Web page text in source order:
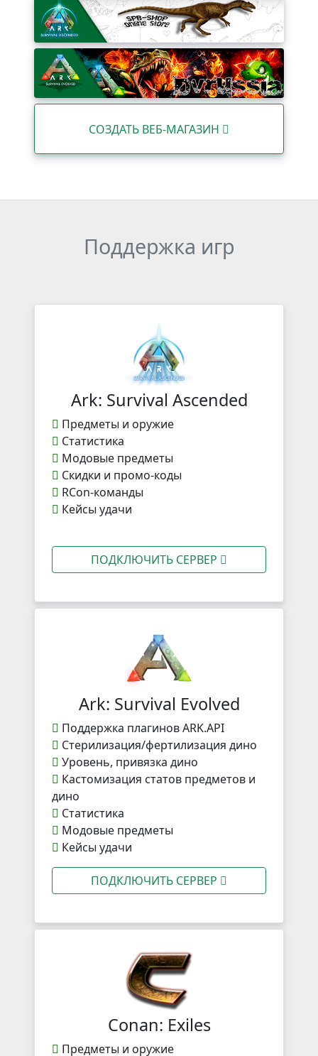
СОЗДАТЬ ВЕБ-МАГАЗИН
Поддержка игр
Ark: Survival Ascended
Предметы и оружие
Статистика
Модовые предметы
Скидки и промо-коды
RCon-команды
Кейсы удачи
ПОДКЛЮЧИТЬ СЕРВЕР
Ark: Survival Evolved
Поддержка плагинов ARK.API
Стерилизация/фертилизация дино
Уровень, привязка дино
Кастомизация статов предметов и
дино
Статистика
Модовые предметы
Кейсы удачи
ПОДКЛЮЧИТЬ СЕРВЕР
Conan: Exiles
Предметы и оружие